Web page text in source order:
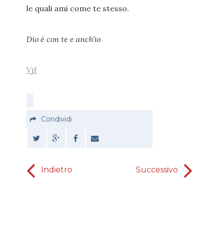
le quali ami come te stesso.
Dio è con te e anch’io
Vjf
Condividi
Indietro Successivo